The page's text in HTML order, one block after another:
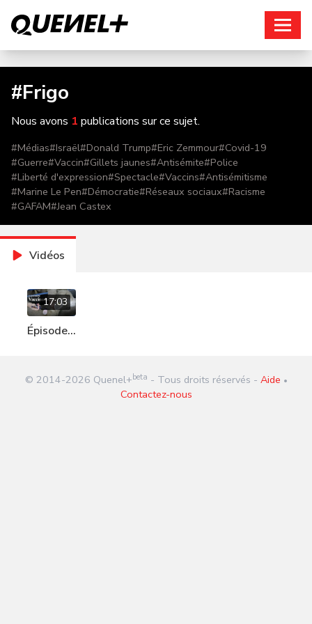
#Frigo
Nous avons 1 publications sur ce sujet.
#Médias#Israël#Donald Trump#Eric Zemmour#Covid-19
#Guerre#Vaccin#Gillets jaunes#Antisémite#Police
#Liberté d'expression#Spectacle#Vaccins#Antisémitisme
#Marine Le Pen#Démocratie#Réseaux sociaux#Racisme
#GAFAM#Jean Castex
Vidéos
17:03
Épisode
© 2014-2026 Quenel+ beta - Tous droits réservés - Aide •
Contactez-nous